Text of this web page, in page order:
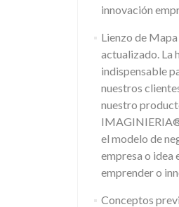
innovación
Lienzo de
actualizado. La
indispensable
nuestros
nuestro
el modelo de
empresa o idea
emprender o
Conceptos